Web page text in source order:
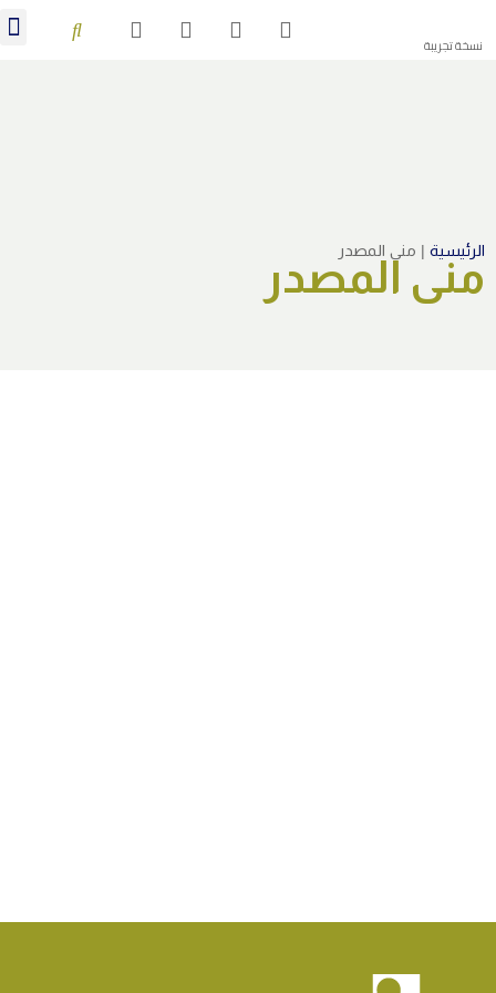
نسخة تجريبة
الرئيسية | منى المصدر
منى المصدر